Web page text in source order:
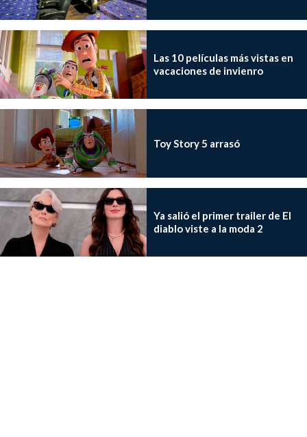
Las 10 películas más vistas en
vacaciones de invienro
Toy Story 5 arrasó
Ya salió el primer trailer de El
diablo viste a la moda 2